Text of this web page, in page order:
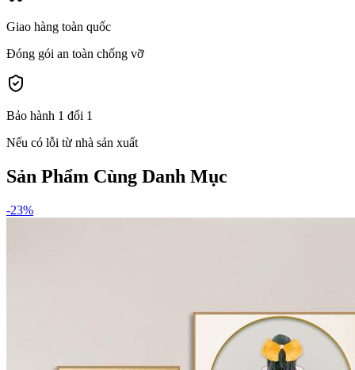
Giao hàng toàn quốc
Đóng gói an toàn chống vỡ
Bảo hành 1 đổi 1
Nếu có lỗi từ nhà sản xuất
Sản Phẩm Cùng Danh Mục
-23%